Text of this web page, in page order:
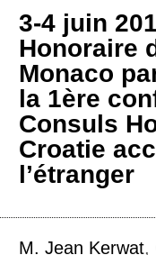
3-4 juin
Honoraire
Monaco
la 1ère
Consuls
Croatie
l’étranger
M. Jean Kerwat,